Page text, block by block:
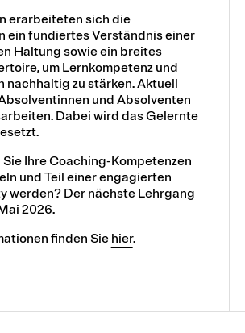
erarbeiteten sich die
ein fundiertes Verständnis einer
Haltung sowie ein breites
um Lernkompetenz und
nachhaltig zu stärken. Aktuell
und Absolventen
Dabei wird das Gelernte
Ihre Coaching-Kompetenzen
und Teil einer engagierten
werden? Der nächste Lehrgang
2026.
finden Siehier.